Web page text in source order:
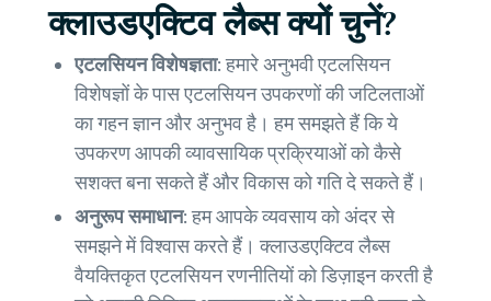
क्लाउडएक्टिव लैब्स क्यों चुनें?
एटलसियन विशेषज्ञता:हमारे अनुभवी एटलसियन
विशेषज्ञों के पास एटलसियन उपकरणों की जटिलताओं
का गहन ज्ञान और अनुभव है। हम समझते हैं कि ये
उपकरण आपकी व्यावसायिक प्रक्रियाओं को कैसे
सशक्त बना सकते हैं और विकास को गति दे सकते हैं।
अनुरूप समाधान:हम आपके व्यवसाय को अंदर से
समझने में विश्वास करते हैं। क्लाउडएक्टिव लैब्स
वैयक्तिकृत एटलसियन रणनीतियों को डिज़ाइन करती है